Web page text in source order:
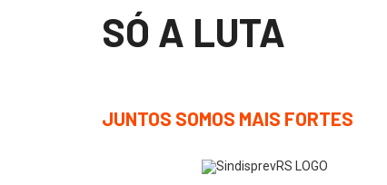
SÓ A LUTA
JUNTOS SOMOS MAIS FORTES